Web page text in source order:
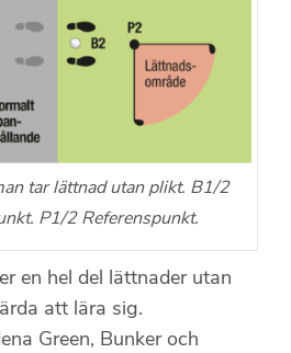
tar lättnad utan plikt. B1/2
P1/2 Referenspunkt.
en hel del lättnader utan
att lära sig.
Green, Bunker och